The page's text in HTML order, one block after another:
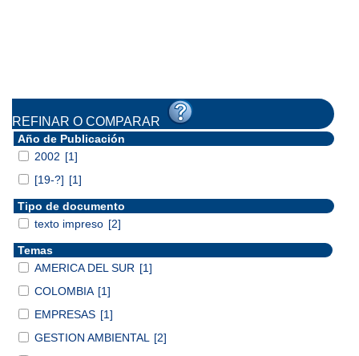
REFINAR O COMPARAR
Año de Publicación
2002 [1]
[19-?] [1]
Tipo de documento
texto impreso [2]
Temas
AMERICA DEL SUR [1]
COLOMBIA [1]
EMPRESAS [1]
GESTION AMBIENTAL
[2]